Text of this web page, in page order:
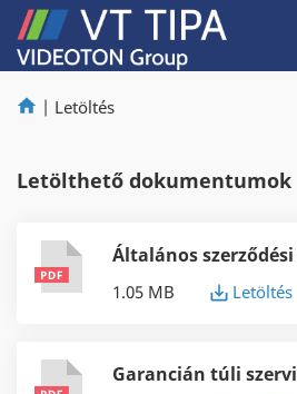
| Letöltés
Letölthető dokumentumok
Általános
1.05 MB Letöltés
Garancián túli